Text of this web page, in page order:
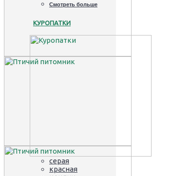
Смотреть больше
КУРОПАТКИ
серая
красная